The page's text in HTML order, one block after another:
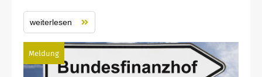
weiterlesen
Meldung